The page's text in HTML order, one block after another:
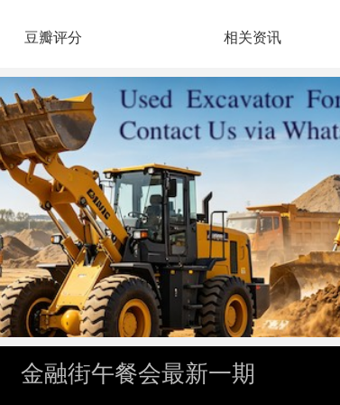
豆瓣评分 相关资讯
金融街午餐会最新一期